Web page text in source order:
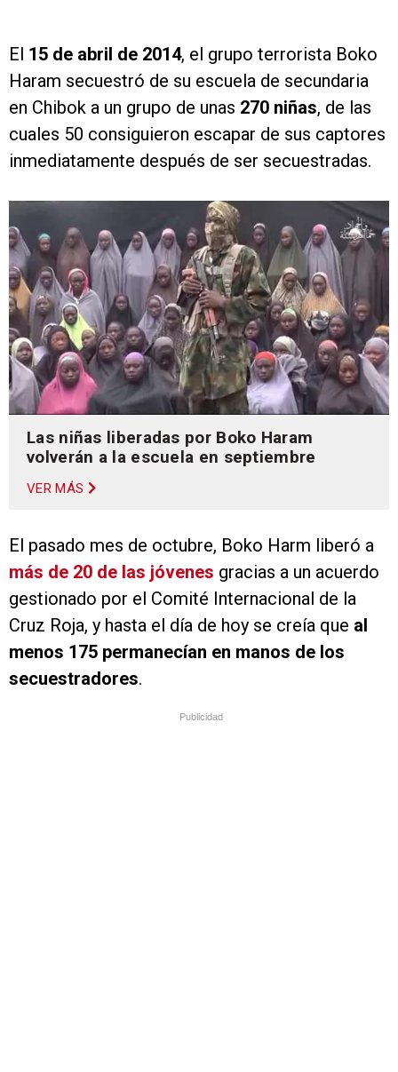
El 15 de abril de 2014, el grupo terrorista Boko
Haram secuestró de su escuela de secundaria
en Chibok a un grupo de unas 270 niñas, de las
cuales 50 consiguieron escapar de sus captores
inmediatamente después de ser secuestradas.
Las niñas liberadas por Boko Haram
volverán a la escuela en septiembre
VER MÁS
El pasado mes de octubre, Boko Harm liberó a
más de 20 de las jóvenes gracias a un acuerdo
gestionado por el Comité Internacional de la
Cruz Roja, y hasta el día de hoy se creía que al
menos 175 permanecían en manos de los
secuestradores.
Publicidad